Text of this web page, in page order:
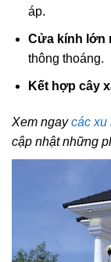
áp.
Cửa kính lớn
thông thoáng.
Kết hợp cây
Xem ngaycác xu
cập nhật những